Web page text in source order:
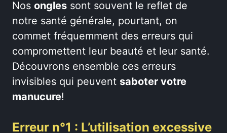
Nos ongles sont souvent le reflet de
notre santé générale, pourtant, on
commet fréquemment des erreurs qui
compromettent leur beauté et leur santé.
Découvrons ensemble ces erreurs
invisibles qui peuvent saboter votre
manucure!
Erreur n°1 : L’utilisation excessive